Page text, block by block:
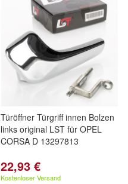
Türöffner Türgriff innen Bolzen
links original LST für OPEL
CORSA D 13297813
22,93 €
Kostenloser Versand